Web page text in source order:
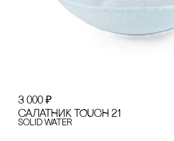
3 000 ₽
сАЛАТНИК TOUCH 21
Solid Water